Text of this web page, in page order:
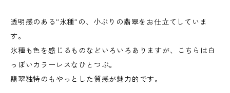
透明感のある”氷種”の、小ぶりの翡翠をお仕立てしていま
す。
氷種も色を感じるものなどいろいろありますが、こちらは白
っぽいカラーレスなひとつぶ。
翡翠独特のもやっとした質感が魅力的です。